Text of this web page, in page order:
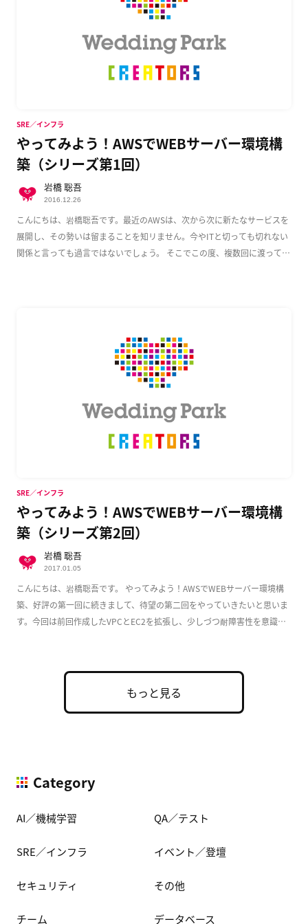
やってみよう！AWSでWEBサーバー環境構
築（シリーズ第1回）
こんにちは、岩橋聡吾です。最近のAWSは、次から次に新たなサービスを
展開し、その勢いは留まることを知リません。今やITと切っても切れない
関係と言っても過言ではないでしょう。 そこでこの度、複数回に渡って
SRE／インフラ
岩橋 聡吾
2016.12.26
やってみよう！AWSでWEBサーバー環境構
築（シリーズ第2回）
こんにちは、岩橋聡吾です。 やってみよう！AWSでWEBサーバー環境構
築、好評の第一回に続きまして、待望の第二回をやっていきたいと思いま
す。今回は前回作成したVPCとEC2を拡張し、少しづつ耐障害性を意識し
SRE／インフラ
岩橋 聡吾
2017.01.05
もっと見る
Category
AI／機械学習 QA／テスト
SRE／インフラ イベント／登壇
セキュリティ その他
チーム データベース